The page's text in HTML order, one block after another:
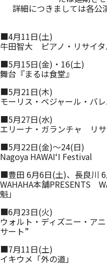
詳細につきましては各公
■4月11日(土)
牛田智大 ピアノ・リサイタ
■5月15日(金)・16(土)
舞台『まるは食堂』
■5月21日(木)
モーリス・ベジャール・バ
■5月27日(水)
エリーナ・ガランチャ リ
■5月22日(金)～24(日)
Nagoya HAWAIʻI Festival
■豊田 6月6日(土)、長良川
WAHAHA本舗PRESENTS
魁」
■6月23日(火)
ウォルト・ディズニー・ア
サート”
■7月11日(土)
イキウメ「外の道」